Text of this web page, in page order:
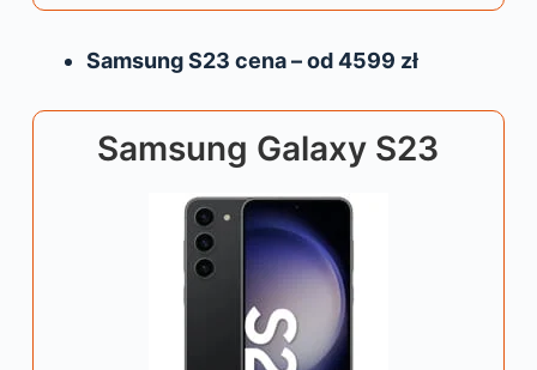
Samsung S23 cena – od 4599 zł
Samsung Galaxy S23